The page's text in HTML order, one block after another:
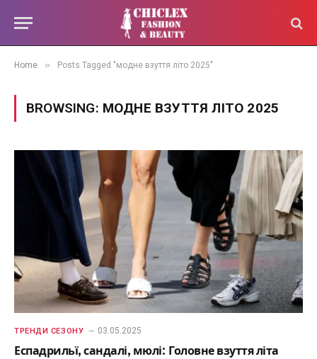
Home » Posts Tagged "модне взуття літо 2025"
BROWSING: МОДНЕ ВЗУТТЯ ЛІТО 2025
ТРЕНДИ СЕЗОНУ 03.05.2025
Еспадрильї, сандалі, мюлі: Головне взуття літа